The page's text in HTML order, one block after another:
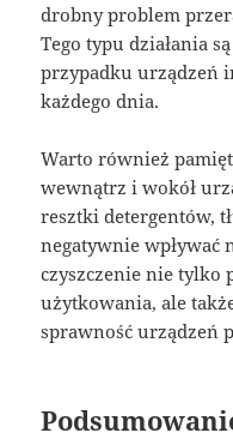
drobny problem
Tego typu działania
przypadku urządzeń
każdego dnia.
Warto również
wewnątrz i wokół
resztki detergentów,
negatywnie wpływać
czyszczenie nie tylko
użytkowania, ale
sprawność urządzeń